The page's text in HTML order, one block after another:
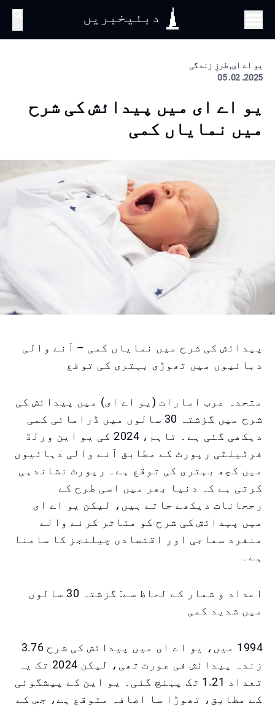
دبئیخبریں
یو اے ای, طرزِ زندگی
2025. 02. 05
یو اے ای میں پیدائش کی شرح
میں نمایاں کمی
پیدائش کی شرح میں نمایاں کمی – آنے والی
دہائیوں میں تھوڑی بہتری کی توقع
متحدہ عرب امارات (یو اے ای) میں پیدائش کی
شرح میں گزشتہ 30 سالوں میں ڈرامائی کمی
دیکھی گئی ہے۔ تاہم، 2024 کی یو این ورلڈ
فرٹیلٹی رپورٹ کے مطابق آنے والی دہائیوں
میں کچھ بہتری کی توقع ہے۔ رپورٹ نشاندہی
کرتی ہے کہ دنیا بھر میں اسی طرح کے
رجحانات دیکھے جاتے ہیں، لیکن یو اے ای
میں پیدائش کی شرح کو متاثر کرنے والے
منفرد سماجی اور اقتصادی چیلنجز کا سامنا
ہے۔
اعداد و شمار کے لحاظ سے: گزشتہ 30 سالوں
میں شدید کمی
1994 میں، یو اے ای میں پیدائش کی شرح 3.76
زندہ پیدائش فی عورت تھی، لیکن 2024 تک یہ
تعداد 1.21 تک پہنچ گئی۔ یو این کے پیشگوئی
کے مطابق، تھوڑا سا اضافہ متوقع ہے، جس کے